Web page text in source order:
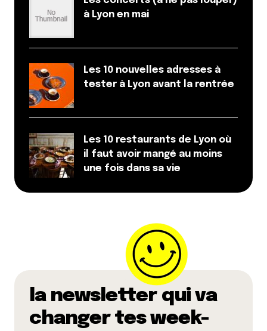
à Lyon en mai
Les 10 nouvelles adresses à
tester à Lyon avant la rentrée
Les 10 restaurants de Lyon où
il faut avoir mangé au moins
une fois dans sa vie
la newsletter qui va
changer tes week-